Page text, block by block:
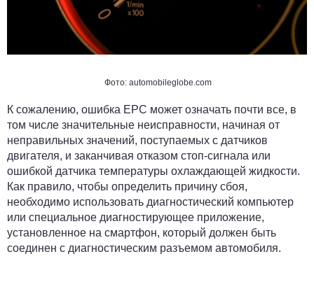
Фото: automobileglobe.com
К сожалению, ошибка ЕРС может означать почти все, в
том числе значительные неисправности, начиная от
неправильных значений, поступаемых с датчиков
двигателя, и заканчивая отказом стоп-сигнала или
ошибкой датчика температуры охлаждающей жидкости.
Как правило, чтобы определить причину сбоя,
необходимо использовать диагностический компьютер
или специальное диагностирующее приложение,
установленное на смартфон, который должен быть
соединен с диагностическим разъемом автомобиля.